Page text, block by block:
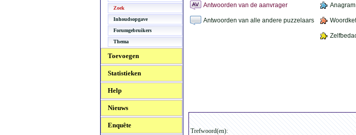
Zoek
Inhoudsopgave
Forumgebruikers
Thema
Toevoegen
Statistieken
Help
Nieuws
Enquête
Antwoorden van de aanvrager Anagram
Antwoorden van alle andere puzzelaars
Trefwoord(en):